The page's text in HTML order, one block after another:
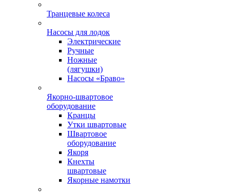
Транцевые колеса
Насосы для лодок
Электрические
Ручные
Ножные
(лягушки)
Насосы «Браво»
Якорно-швартовое
оборудование
Кранцы
Утки швартовые
Швартовое
оборудование
Якоря
Кнехты
швартовые
Якорные намотки